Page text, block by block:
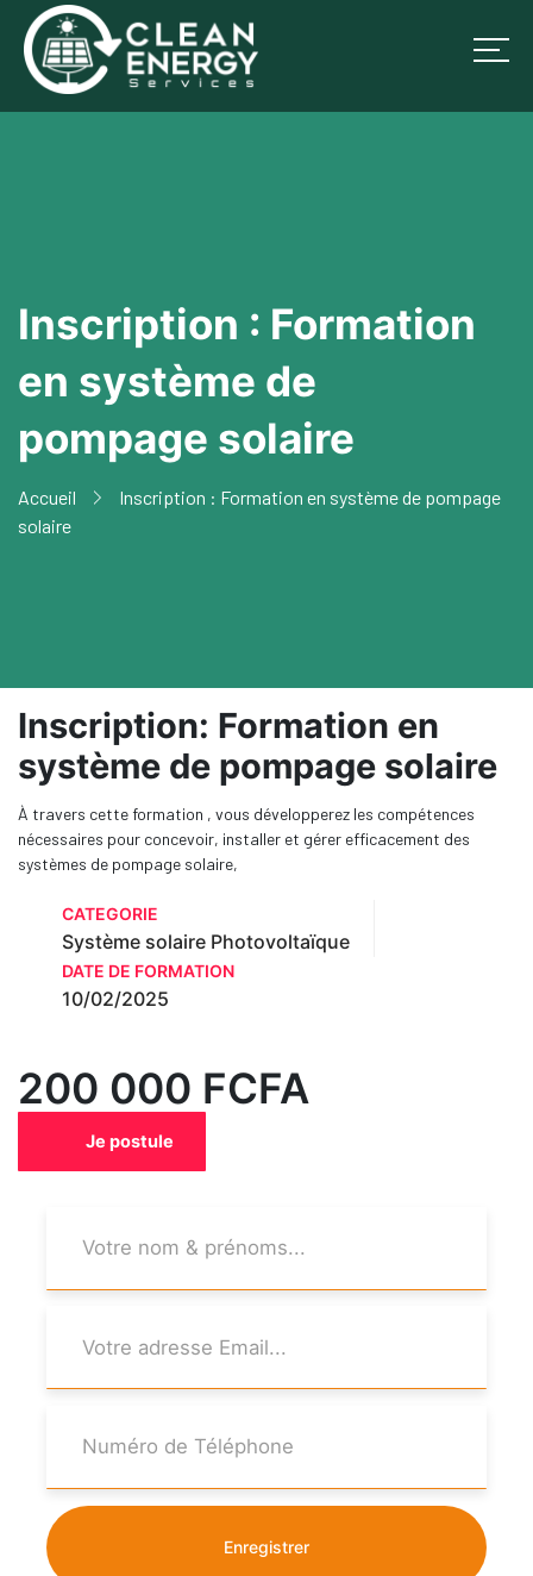
Inscription : Formation
en système de
pompage solaire
Accueil
Inscription : Formation en système de pompage
solaire
Inscription: Formation en
système de pompage solaire
À travers cette formation , vous développerez les compétences
nécessaires pour concevoir, installer et gérer efficacement des
systèmes de pompage solaire,
CATEGORIE
Système solaire Photovoltaïque
DATE DE FORMATION
10/02/2025
200 000 FCFA
Je postule
Enregistrer